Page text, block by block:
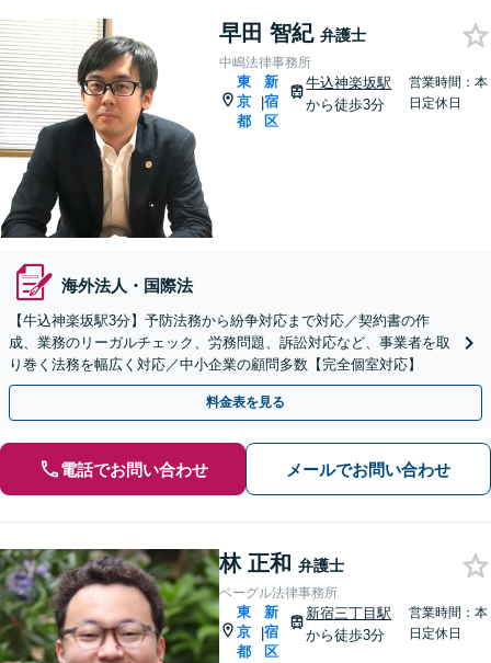
早田 智紀 弁護士
中嶋法律事務所
東
京
都
|
新
宿
区
牛込神楽坂駅
から徒歩3分
営業時間：本
日定休日
海外法人・国際法
【牛込神楽坂駅3分】予防法務から紛争対応まで対応／契約書の作
成、業務のリーガルチェック、労務問題、訴訟対応など、事業者を取
り巻く法務を幅広く対応／中小企業の顧問多数【完全個室対応】
料金表を見る
電話でお問い合わせ メールでお問い合わせ
林 正和 弁護士
ベーグル法律事務所
東
京
都
|
新
宿
区
新宿三丁目駅
から徒歩3分
営業時間：本
日定休日